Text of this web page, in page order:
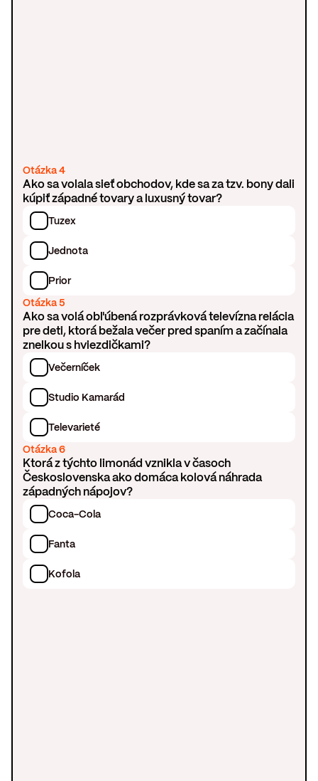
Otázka 4
Ako sa volala sieť obchodov, kde sa za tzv. bony dali
kúpiť západné tovary a luxusný tovar?
Tuzex
Jednota
Prior
Otázka 5
Ako sa volá obľúbená rozprávková televízna relácia
pre deti, ktorá bežala večer pred spaním a začínala
znelkou s hviezdičkami?
Večerníček
Studio Kamarád
Televarieté
Otázka 6
Ktorá z týchto limonád vznikla v časoch
Československa ako domáca kolová náhrada
západných nápojov?
Coca-Cola
Fanta
Kofola